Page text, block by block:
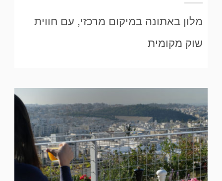
מלון באתונה במיקום מרכזי, עם חווית
שוק מקומית